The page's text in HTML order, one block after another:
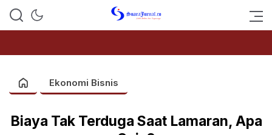
SUARAJURNAL.CO
Ekonomi Bisnis
Biaya Tak Terduga Saat Lamaran, Apa